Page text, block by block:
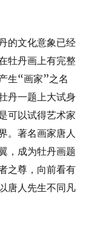
的文化意象已经
牡丹画上有完整
生“画家”之名
丹一题上大试身
可以试得艺术家
。著名画家唐人
，成为牡丹画题
之尊，向前看有
唐人先生不同凡